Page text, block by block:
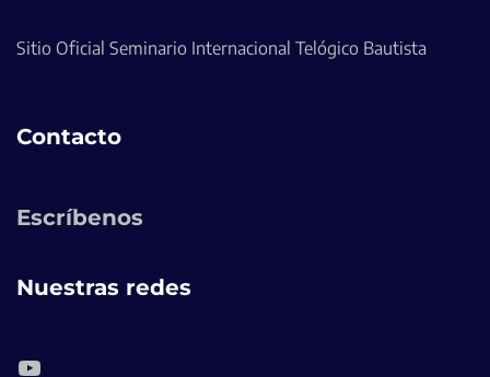
Sitio Oficial Seminario Internacional Telógico Bautista
Contacto
Escríbenos
Nuestras redes
YouTube